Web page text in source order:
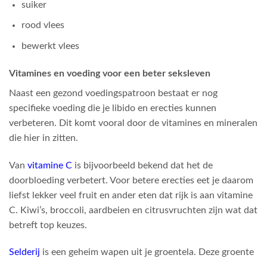
suiker
rood vlees
bewerkt vlees
Vitamines en voeding voor een beter seksleven
Naast een gezond voedingspatroon bestaat er nog
specifieke voeding die je libido en erecties kunnen
verbeteren. Dit komt vooral door de vitamines en mineralen
die hier in zitten.
Van vitamine C is bijvoorbeeld bekend dat het de
doorbloeding verbetert. Voor betere erecties eet je daarom
liefst lekker veel fruit en ander eten dat rijk is aan vitamine
C. Kiwi’s, broccoli, aardbeien en citrusvruchten zijn wat dat
betreft top keuzes.
Selderij is een geheim wapen uit je groentela. Deze groente